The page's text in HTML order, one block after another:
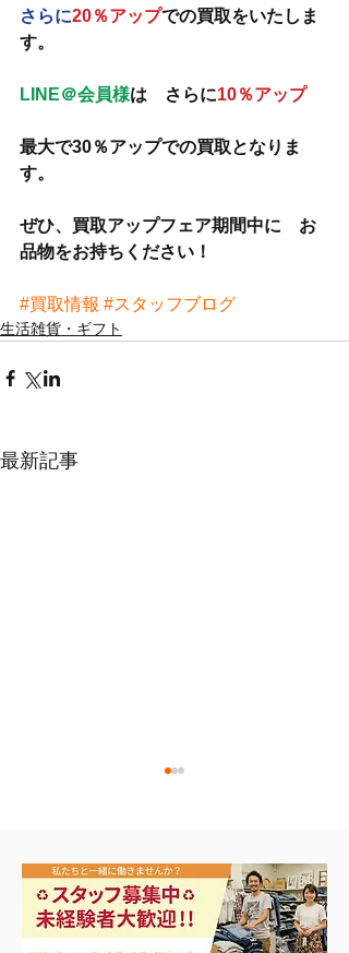
さらに20％アップでの買取をいたしま
す。
LINE＠会員様は　さらに10％アップ
最大で30％アップでの買取となりま
す。
ぜひ、買取アップフェア期間中に　お
品物をお持ちください！
#買取情報 #スタッフブログ
生活雑貨・ギフト
最新記事
バカラ シャンパングラ